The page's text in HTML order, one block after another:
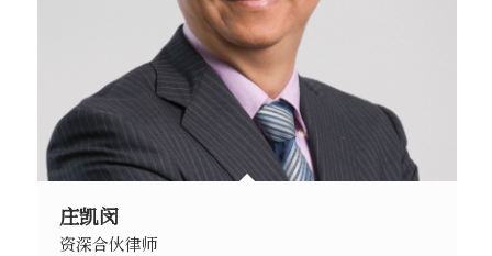
庄凯闵
资深合伙律师